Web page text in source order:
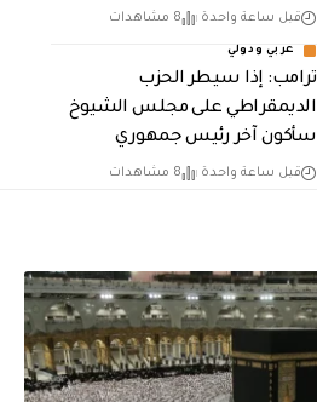
قبل ساعة واحدة 8 مشاهدات
عربي ودولي
ترامب: إذا سيطر الحزب
الديمقراطي على مجلس الشيوخ
سأكون آخر رئيس جمهوري
قبل ساعة واحدة 8 مشاهدات